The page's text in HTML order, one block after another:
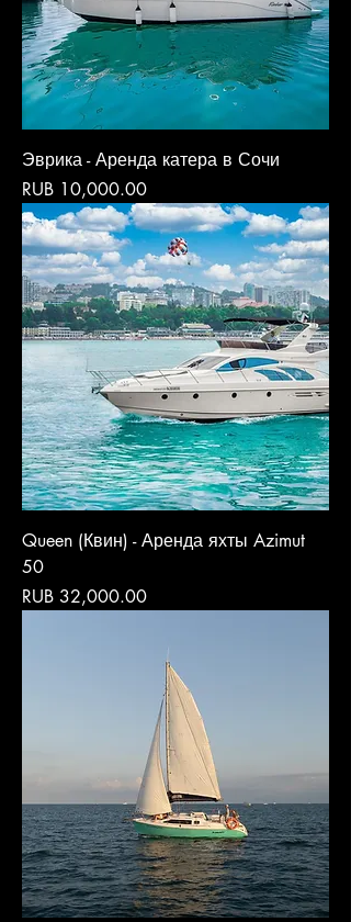
Эврика - Аренда катера в Сочи
Price
RUB 10,000.00
Queen (Квин) - Аренда яхты Azimut
50
Price
RUB 32,000.00